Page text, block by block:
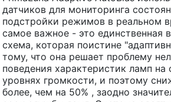
датчиков для мониторинга
подстройки режимов в реальном
самое важное - это единственная
схема, которая поистине
тому, что она решает проблему
поведения характеристик ламп
уровнях громкости, и поэтому
более, чем на 50% , заодно